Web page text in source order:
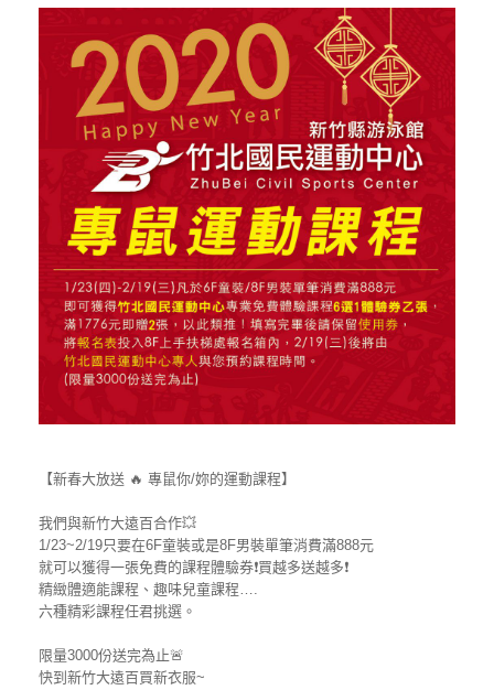
【新春大放送 🔥 專鼠你/妳的運動課程】
我們與新竹大遠百合作💥
1/23~2/19只要在6F童裝或是8F男裝單筆消費滿888元
就可以獲得一張免費的課程體驗券❗買越多送越多❗
精緻體適能課程、趣味兒童課程….
六種精彩課程任君挑選。
限量3000份送完為止🚨
快到新竹大遠百買新衣服~